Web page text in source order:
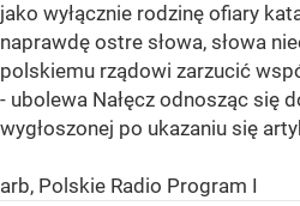
jako wyłącznie rodzinę ofiary
naprawdę ostre słowa, słowa
polskiemu rządowi zarzucić
- ubolewa Nałęcz odnosząc się
wygłoszonej po ukazaniu się
arb, Polskie Radio Program I